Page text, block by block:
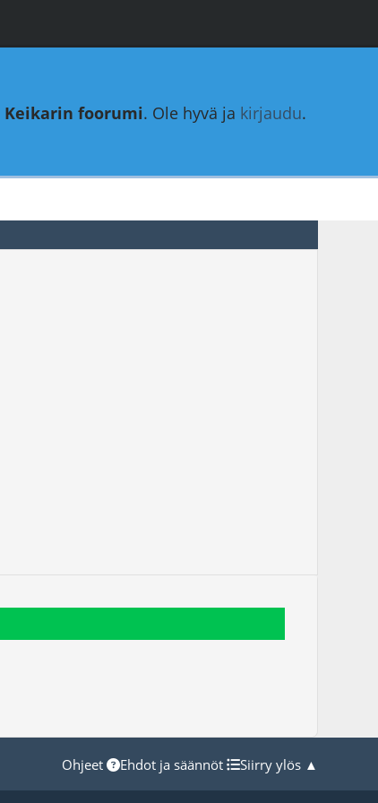
Keikarin foorumi. Ole hyvä ja kirjaudu.
Ohjeet Ehdot ja säännöt Siirry ylös ▲